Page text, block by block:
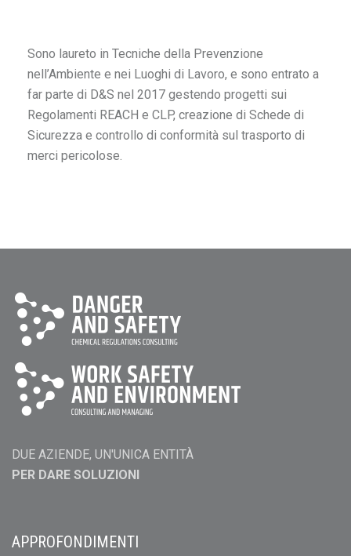
Sono laureto in Tecniche della Prevenzione
nell’Ambiente e nei Luoghi di Lavoro, e sono entrato a
far parte di D&S nel 2017 gestendo progetti sui
Regolamenti REACH e CLP, creazione di Schede di
Sicurezza e controllo di conformità sul trasporto di
merci pericolose.
DUE AZIENDE, UN'UNICA ENTITÀ
PER DARE SOLUZIONI
APPROFONDIMENTI